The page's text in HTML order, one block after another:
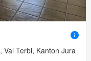
Val Terbi, Kanton Jura